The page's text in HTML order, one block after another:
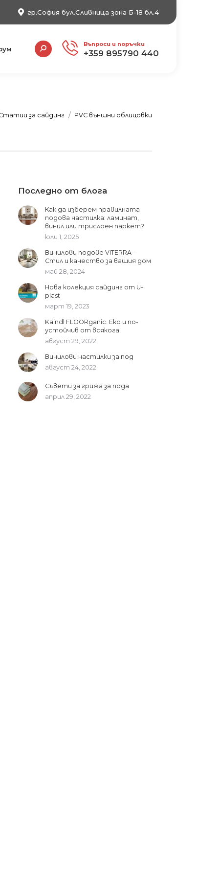
гр.София бул.Сливница зона Б-18 бл.4
Search: Въпроси и поръчки
+359 895790 440
за сайдинг PVC външни облицовки
Последно от блога
Как да изберем правилната
подова настилка: ламинат,
винил или трислоен паркет?
юли 1, 2025
Винилови подове VITERRA –
Стил и качество за вашия дом
май 28, 2024
Нова колекция сайдинг от U-
plast
март 19, 2023
Kaindl FLOORganic. Еко и по-
устойчив от всякога!
август 29, 2022
Винилови настилки за под
август 24, 2022
Съвети за грижа за пода
април 29, 2022